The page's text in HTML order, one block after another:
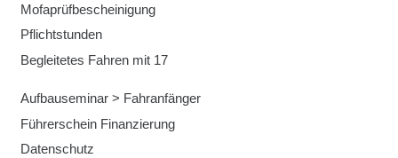
Mofaprüfbescheinigung
Pflichtstunden
Begleitetes Fahren mit 17
Aufbauseminar > Fahranfänger
Führerschein Finanzierung
Datenschutz